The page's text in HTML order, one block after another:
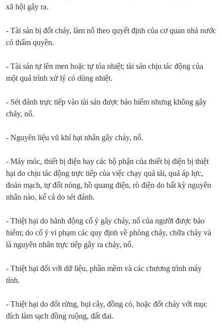
xã hội gây ra.
- Tài sản bị đốt cháy, làm nổ theo quyết định của cơ quan nhà nước
có thẩm quyền.
- Tài sản tự lên men hoặc tự tỏa nhiệt; tài sản chịu tác động của
một quá trình xử lý có dùng nhiệt.
- Sét đánh trực tiếp vào tài sản được bảo hiểm nhưng không gây
cháy, nổ.
- Nguyên liệu vũ khí hạt nhân gây cháy, nổ.
- Máy móc, thiết bị điện hay các bộ phận của thiết bị điện bị thiệt
hại do chịu tác động trực tiếp của việc chạy quá tải, quá áp lực,
đoản mạch, tự đốt nóng, hồ quang điện, rò điện do bất kỳ nguyên
nhân nào, kể cả do sét đánh.
- Thiệt hại do hành động cố ý gây cháy, nổ của người được bảo
hiểm; do cố ý vi phạm các quy định về phòng cháy, chữa cháy và
là nguyên nhân trực tiếp gây ra cháy, nổ.
- Thiệt hại đối với dữ liệu, phần mềm và các chương trình máy
tính.
- Thiệt hại do đốt rừng, bụi cây, đồng cỏ, hoặc đốt cháy với mục
đích làm sạch đồng ruộng, đất đai.